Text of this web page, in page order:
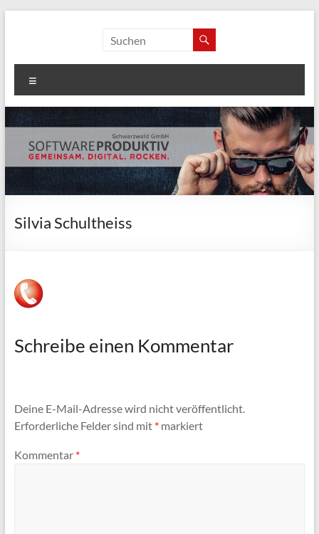
softwareproduktiv
Schwarzwald GmbH
Silvia Schultheiss
Schreibe einen Kommentar
Deine E-Mail-Adresse wird nicht veröffentlicht.
Erforderliche Felder sind mit *markiert
Kommentar *